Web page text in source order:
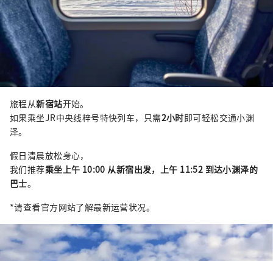
旅程从新宿站开始。
如果乘坐JR中央线梓号特快列车，只需2小时即可轻松交通小渊
泽。
假日清晨放松身心，
我们推荐乘坐上午 10:00 从新宿出发，上午 11:52 到达小渊泽的
巴士。
*请查看官方网站了解最新运营状况。